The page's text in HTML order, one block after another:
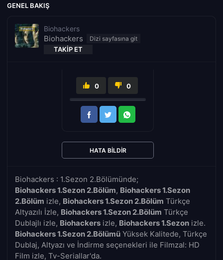
GENEL BAKIŞ
Biohackers
Biohackers
TAKIP ET
Biohackers : 1.Sezon 2.Bölümünde;
Biohackers 1.Sezon 2.Bölüm, Biohackers 1.Sezon
2.Bölüm izle, Biohackers 1.Sezon 2.Bölüm Türkçe
Altyazılı İzle, Biohackers 1.Sezon 2.Bölüm Türkçe
Dublajlı izle, Biohackers izle, Biohackers 1.Sezon izle.
Biohackers 1.Sezon 2.Bölümü Yüksek Kalitede, Türkçe
Dublaj, Altyazı ve İndirme seçenekleri ile Filmzal: HD
Film izle, Tv-Seriallar'da.
0 0
HATA BILDIR